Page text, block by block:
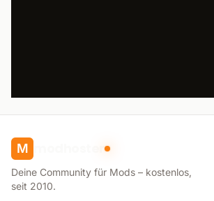
M modhoster
Deine Community für Mods – kostenlos,
seit 2010.